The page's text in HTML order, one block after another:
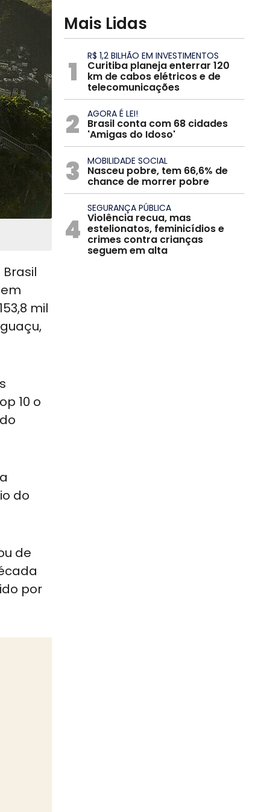
mil
10 o
do
de
por
Mais Lidas
1 R$ 1,2 BILHÃO EM INVESTIMENTOS
Curitiba planeja enterrar 120
km de cabos elétricos e de
telecomunicações
2 AGORA É LEI!
Brasil conta com 68 cidades
'Amigas do Idoso'
3 MOBILIDADE SOCIAL
Nasceu pobre, tem 66,6% de
chance de morrer pobre
4
SEGURANÇA PÚBLICA
Violência recua, mas
estelionatos, feminicídios e
crimes contra crianças
seguem em alta